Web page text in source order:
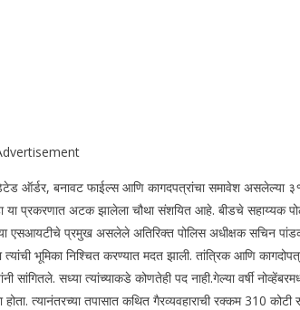
ऑर्डर, बनावट फाईल्स आणि कागदपत्रांचा समावेश
या प्रकरणात अटक झालेला चौथा संशयित आहे. बीडचे सहाय्यक
एसआयटीचे प्रमुख असलेले अतिरिक्त पोलिस अधीक्षक सचिन
भूमिका निश्चित करण्यात मदत झाली. तांत्रिक आणि
सांगितले. सध्या त्यांच्याकडे कोणतेही पद नाही.गेल्या वर्षी
त्यानंतरच्या तपासात कथित गैरव्यवहाराची रक्कम 310 कोटी